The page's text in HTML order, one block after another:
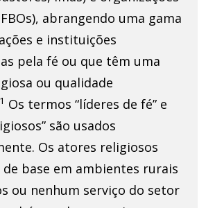
abrangendo uma gama
e instituições
pela fé ou que têm uma
ou qualidade
1 Os termos “líderes de fé” e
são usados
Os atores religiosos
base em ambientes rurais
ou nenhum serviço do setor